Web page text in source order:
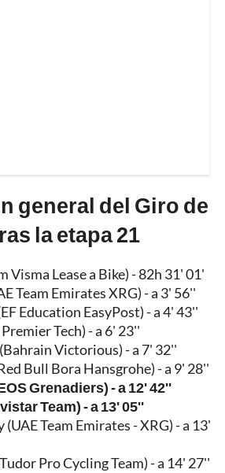
general del Giro de
la etapa 21
Visma Lease a Bike) - 82h 31' 01'
Team Emirates XRG) - a 3' 56''
Education EasyPost) - a 4' 43''
Tech) - a 6' 23''
Victorious) - a 7' 32''
Bull Bora Hansgrohe) - a 9' 28''
Grenadiers) - a 12' 42''
Team) - a 13' 05''
Team Emirates - XRG) - a 13'
Pro Cycling Team) - a 14' 27''